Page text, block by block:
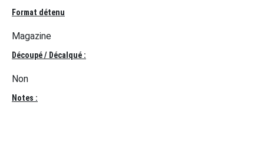
Format détenu
Magazine
Découpé / Décalqué :
Non
Notes :